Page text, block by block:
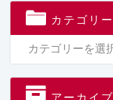
カテゴリー
アーカイブ